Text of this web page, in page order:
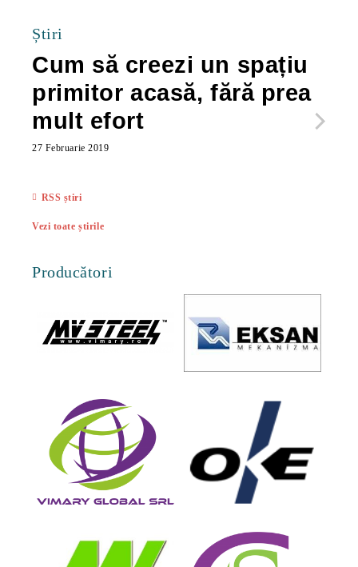
Știri
Cum să creezi un spațiu
primitor acasă, fără prea
mult efort
27 Februarie 2019
RSS știri
Vezi toate știrile
Producători